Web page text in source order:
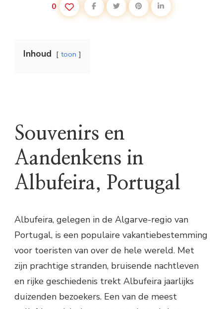
0
Inhoud toon
Souvenirs en
Aandenkens in
Albufeira, Portugal
Albufeira, gelegen in de Algarve-regio van
Portugal, is een populaire vakantiebestemming
voor toeristen van over de hele wereld. Met
zijn prachtige stranden, bruisende nachtleven
en rijke geschiedenis trekt Albufeira jaarlijks
duizenden bezoekers. Een van de meest